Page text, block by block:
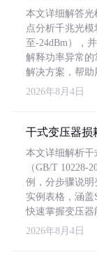
本文详细解答
点分析千兆光
至-24dBm），
解释功率异常的
解决方案，帮助
2026年8月4日
干式变压器损
本文详细解析
（GB/T 10228-
例，分步骤说
实例表格，涵盖
快速掌握变压器
2026年8月4日